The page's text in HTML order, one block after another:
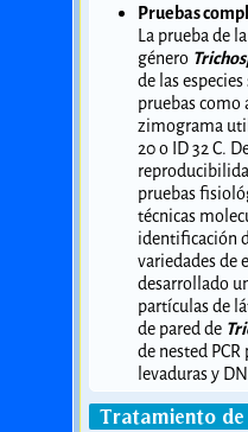
Pruebas
La prueba de
género
de las
pruebas como
zimograma
20 o ID 32 C.
pruebas
técnicas
identificación
variedades de
desarrollado
partículas de
de pared de
de nested
levaduras y
Tratamiento